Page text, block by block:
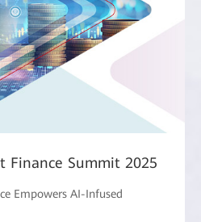
Finance Summit 2025
Empowers AI-Infused